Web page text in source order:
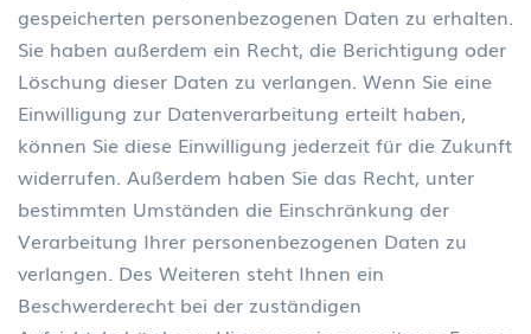
gespeicherten personenbezogenen Daten zu erhalten.
Sie haben außerdem ein Recht, die Berichtigung oder
Löschung dieser Daten zu verlangen. Wenn Sie eine
Einwilligung zur Datenverarbeitung erteilt haben,
können Sie diese Einwilligung jederzeit für die Zukunft
widerrufen. Außerdem haben Sie das Recht, unter
bestimmten Umständen die Einschränkung der
Verarbeitung Ihrer personenbezogenen Daten zu
verlangen. Des Weiteren steht Ihnen ein
Beschwerderecht bei der zuständigen